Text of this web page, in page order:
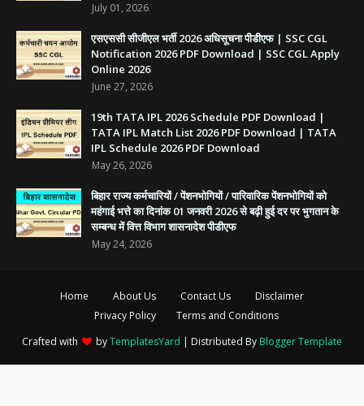
July 01, 2026
एसएससी सीजीएल भर्ती 2026 अधिसूचना पीडीएफ | SSC CGL
Notification 2026 PDF Download | SSC CGL Apply
Online 2026
June 27, 2026
19th TATA IPL 2026 Schedule PDF Download |
TATA IPL Match List 2026 PDF Download | TATA
IPL Schedule 2026 PDF Download
May 26, 2026
बिहार राज्य कर्मचारियों / पेंशनभोगियों / पारिवारिक पेंशनभोगियों को
महंगाई भत्ते का दिनांक 01 जनवरी 2026 से बढ़ी हुई दर पर भुगतान के
सम्बन्ध में वित्त विभाग शासनादेश पीडीएफ
May 24, 2026
Home About Us Contact Us
Disclaimer
Privacy Policy
Terms and Conditions
Crafted with
byTemplatesYard | Distributed By Blogger Template